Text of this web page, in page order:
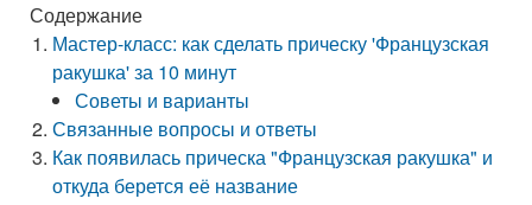
Содержание
Мастер-класс: как сделать прическу 'Французская
ракушка' за 10 минут
Советы и варианты
Связанные вопросы и ответы
Как появилась прическа "Французская ракушка" и
откуда берется её название